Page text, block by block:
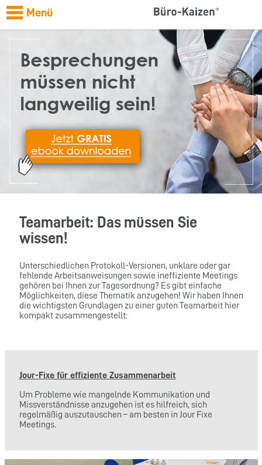
Menü
Teamarbeit: Das müssen Sie
wissen!
Unterschiedlichen Protokoll-Versionen, unklare oder gar
fehlende Arbeitsanweisungen sowie ineffiziente Meetings
gehören bei Ihnen zur Tagesordnung? Es gibt einfache
Möglichkeiten, diese Thematik anzugehen! Wir haben Ihnen
die wichtigsten Grundlagen zu einer guten Teamarbeit hier
kompakt zusammengestellt:
Jour-Fixe für effiziente Zusammenarbeit
Um Probleme wie mangelnde Kommunikation und
Missverständnisse anzugehen ist es hilfreich, sich
regelmäßig auszutauschen – am besten in Jour Fixe
Meetings.